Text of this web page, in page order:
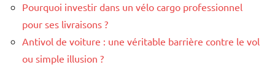
Pourquoi investir dans un vélo cargo professionnel
pour ses livraisons ?
Antivol de voiture : une véritable barrière contre le vol
ou simple illusion ?